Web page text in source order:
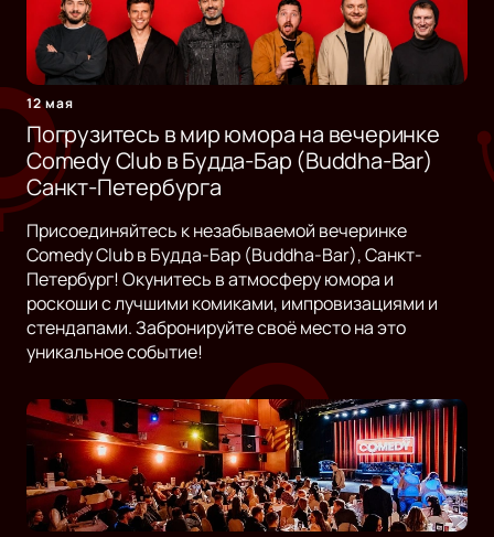
12 мая
Погрузитесь в мир юмора на вечеринке
Comedy Club в Будда-Бар (Buddha-Bar)
Санкт-Петербурга
Присоединяйтесь к незабываемой вечеринке
Comedy Club в Будда-Бар (Buddha-Bar), Санкт-
Петербург! Окунитесь в атмосферу юмора и
роскоши с лучшими комиками, импровизациями и
стендапами. Забронируйте своё место на это
уникальное событие!